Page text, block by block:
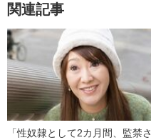
関連記事
「性奴隷として2カ月間、監禁さ